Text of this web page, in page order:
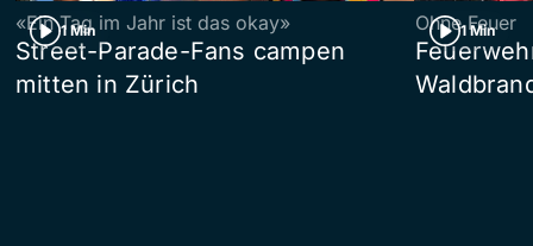
1 Min
«Ein Tag im Jahr ist das okay»
Street-Parade-Fans campen
mitten in Zürich
1 Min
Ohne Feuer